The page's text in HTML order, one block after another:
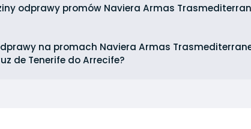
odprawy promów Naviera Armas
na promach Naviera Armas
de Tenerife do Arrecife?